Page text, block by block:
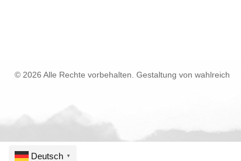
© 2026 Alle Rechte vorbehalten. Gestaltung von wahlreich
Deutsch ▼